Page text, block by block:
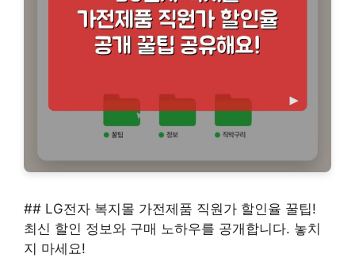
## LG전자 복지몰 가전제품 직원가 할인율 꿀팁!
최신 할인 정보와 구매 노하우를 공개합니다. 놓치
지 마세요!